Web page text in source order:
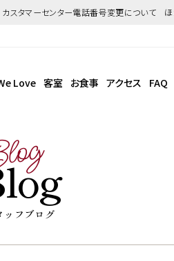
カスタマーセンター電話番号変更について
Love 客室 お食事 アクセス FAQ
ッフブログ